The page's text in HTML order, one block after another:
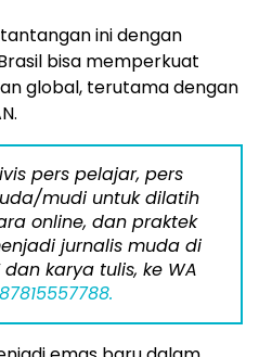
ini dengan
bisa memperkuat
global, terutama dengan
pers pelajar, pers
mudi untuk dilatih
online, dan praktek
jurnalis muda di
karya tulis, ke WA